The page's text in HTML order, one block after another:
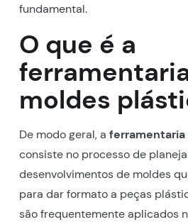
fundamental.
O que é a
moldes
De modo geral, a
consiste no processo de
desenvolvimentos de moldes
para dar formato a peças
são frequentemente aplicados